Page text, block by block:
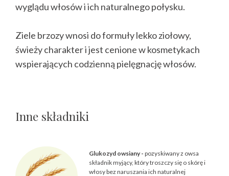
wyglądu włosów i ich naturalnego połysku.
Ziele brzozy wnosi do formuły lekko ziołowy,
świeży charakter i jest cenione w kosmetykach
wspierających codzienną pielęgnację włosów.
Inne składniki
Glukozyd owsiany -pozyskiwany z owsa
składnik myjący, który troszczy się o skórę i
włosy bez naruszania ich naturalnej